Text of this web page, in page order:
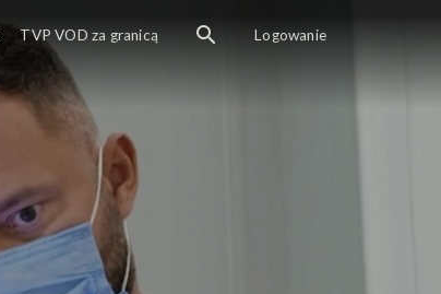
TVP VOD za granicą Logowanie